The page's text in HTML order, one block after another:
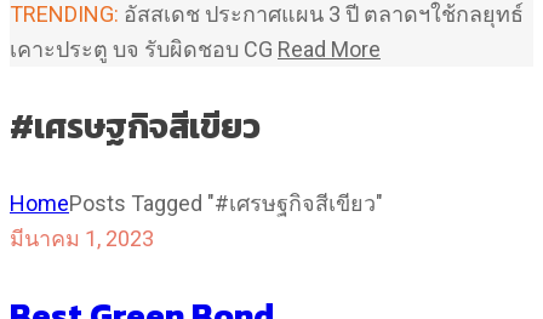
TRENDING: อัสสเดช ประกาศแผน 3 ปี ตลาดฯใช้กลยุทธ์
เคาะประตู บจ รับผิดชอบ CG Read More
#เศรษฐกิจสีเขียว
HomePosts Tagged "#เศรษฐกิจสีเขียว"
มีนาคม 1, 2023